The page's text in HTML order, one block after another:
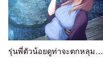
รุ่นพี่ตัวน้อยดูท่าจะตกหลุมรัก 08